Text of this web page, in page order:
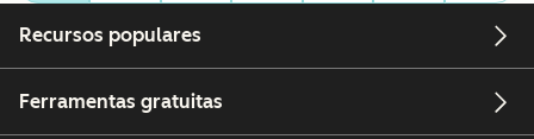
Recursos populares
Ferramentas gratuitas